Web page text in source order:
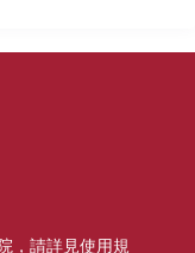
，請詳見使用規